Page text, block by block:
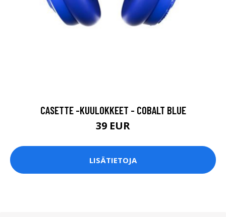
CASETTE -KUULOKKEET - COBALT BLUE
39 EUR
LISÄTIETOJA